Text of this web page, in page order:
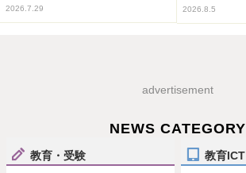
2026.7.29 2026.8.5
advertisement
NEWS CATEGORY
教育・受験 教育ICT